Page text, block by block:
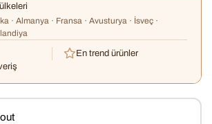
· Almanya · Fransa · Avusturya · İsveç ·
En trend ürünler